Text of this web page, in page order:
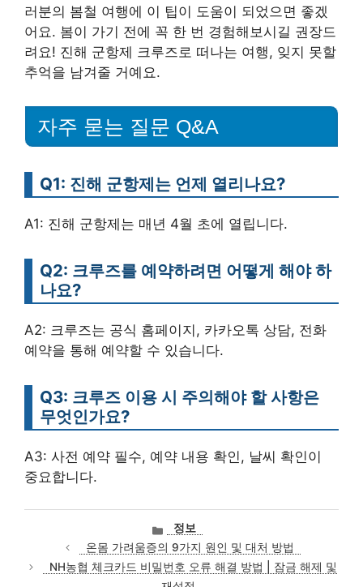
러분의 봄철 여행에 이 팁이 도움이 되었으면 좋겠
어요. 봄이 가기 전에 꼭 한 번 경험해보시길 권장드
려요! 진해 군항제 크루즈로 떠나는 여행, 잊지 못할
추억을 남겨줄 거예요.
자주 묻는 질문 Q&A
Q1: 진해 군항제는 언제 열리나요?
A1: 진해 군항제는 매년 4월 초에 열립니다.
Q2: 크루즈를 예약하려면 어떻게 해야 하
나요?
A2: 크루즈는 공식 홈페이지, 카카오톡 상담, 전화
예약을 통해 예약할 수 있습니다.
Q3: 크루즈 이용 시 주의해야 할 사항은
무엇인가요?
A3: 사전 예약 필수, 예약 내용 확인, 날씨 확인이
중요합니다.
카
테
고
리
정보
온몸 가려움증의 9가지 원인 및 대처 방법
NH농협 체크카드 비밀번호 오류 해결 방법 | 잠금 해제 및